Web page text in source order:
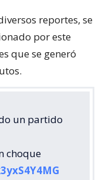
reportes, se
por este
que se generó
un partido
choque